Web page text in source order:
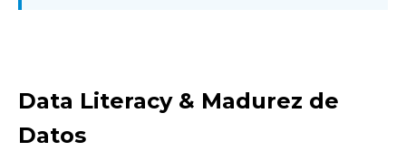
Data Literacy & Madurez de
Datos